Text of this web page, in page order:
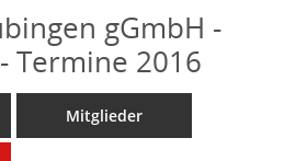
gGmbH -
Termine 2016
Mitglieder